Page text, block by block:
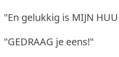
"En gelukkig is MIJN
"GEDRAAG je eens!"